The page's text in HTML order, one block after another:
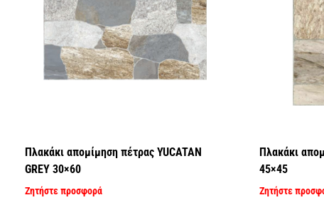
Πλακάκι απομίμηση πέτρας YUCATAN
GREY 30×60
Ζητήστε προσφορά
Πλακάκι
45×45
Ζητήστε